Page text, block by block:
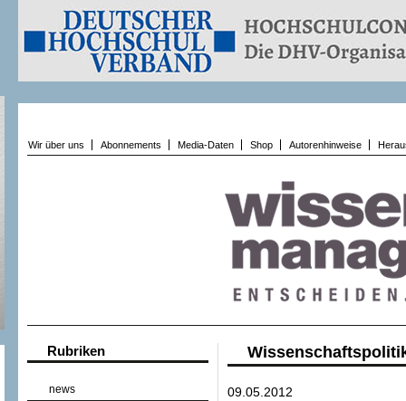
Wir über uns Abonnements Media-Daten Shop Autorenhinweise
Rubriken
news
09.05.2012